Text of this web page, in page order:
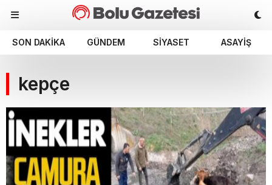
SON DAKIKA GÜNDEM SIYASET ASAYIŞ
kepçe